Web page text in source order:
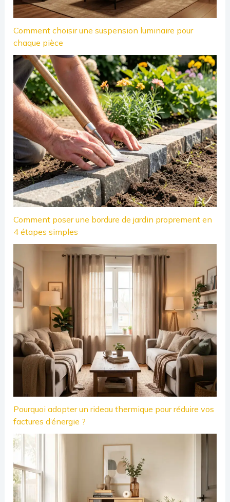
Comment choisir une suspension luminaire pour
chaque pièce
Comment poser une bordure de jardin proprement en
4 étapes simples
Pourquoi adopter un rideau thermique pour réduire vos
factures d’énergie ?